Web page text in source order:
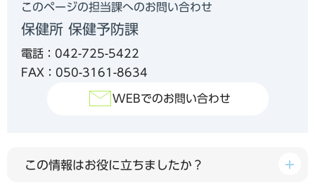
このページの担当課へのお問い合わせ
保健所 保健予防課
電話：042-725-5422
FAX：050-3161-8634
WEBでのお問い合わせ
この情報はお役に立ちましたか？